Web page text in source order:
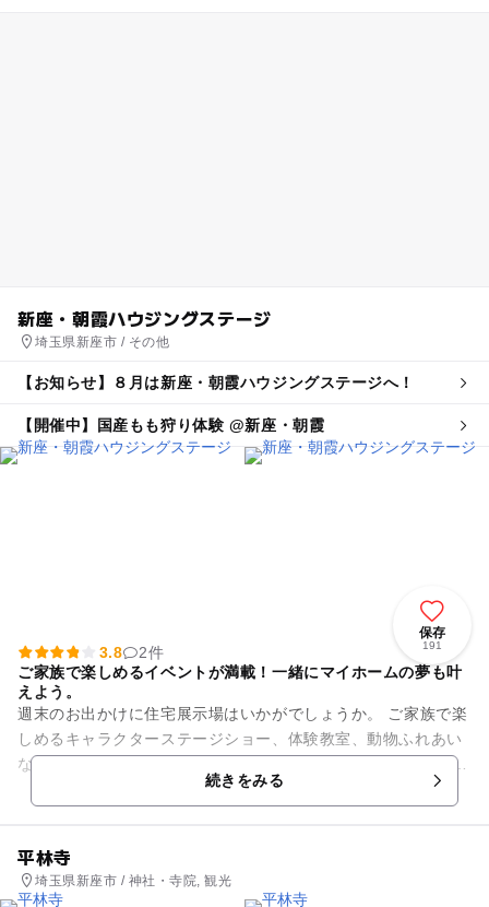
新座・朝霞ハウジングステージ
埼玉県新座市 / その他
【お知らせ】８月は新座・朝霞ハウジングステージへ！
【開催中】国産もも狩り体験 @新座・朝霞
保存
191
3.8
2件
ご家族で楽しめるイベントが満載！一緒にマイホームの夢も叶
えよう。
週末のお出かけに住宅展示場はいかがでしょうか。 ご家族で楽
しめるキャラクターステージショー、体験教室、動物ふれあい
などの参加無料のイベントを毎月開催しております。 無料駐車
続きをみる
平林寺
埼玉県新座市 / 神社・寺院, 観光